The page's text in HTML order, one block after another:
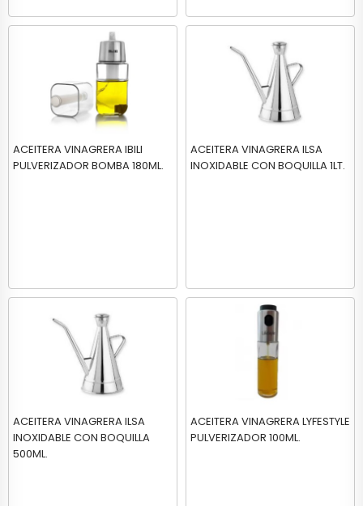
ACEITERA VINAGRERA IBILI
PULVERIZADOR BOMBA 180ML.
ACEITERA VINAGRERA ILSA
INOXIDABLE CON BOQUILLA 1LT.
ACEITERA VINAGRERA ILSA
INOXIDABLE CON BOQUILLA
500ML.
ACEITERA VINAGRERA LYFESTYLE
PULVERIZADOR 100ML.